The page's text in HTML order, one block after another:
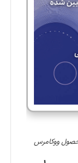
ووکامرس